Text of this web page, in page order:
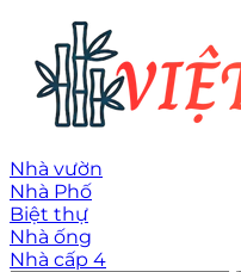
Nhà vườn
Nhà Phố
Biệt thự
Nhà ống
Nhà cấp 4